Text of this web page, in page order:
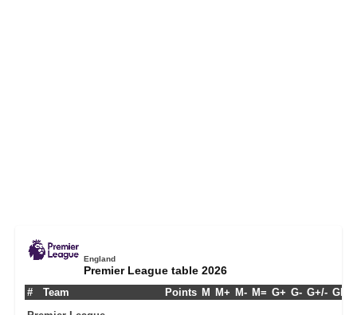
England
Premier League table 2026
# Team Points M M+ M- M= G+ G- G+/- GPM